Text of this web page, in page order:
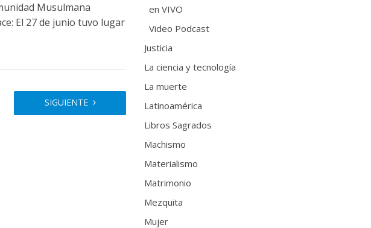
Musulmana
El 27 de junio tuvo lugar
SIGUIENTE
en VIVO
Video Podcast
Justicia
La ciencia y tecnología
La muerte
Latinoamérica
Libros Sagrados
Machismo
Materialismo
Matrimonio
Mezquita
Mujer